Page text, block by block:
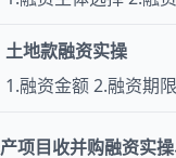
土地款融资实操
1.融资金额 2.融资期
项目收并购融资实